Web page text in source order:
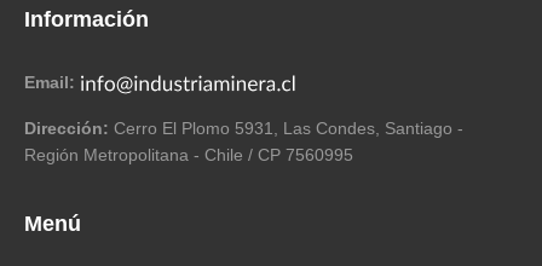
Información
Email:
Dirección: Cerro El Plomo 5931, Las Condes, Santiago -
Región Metropolitana - Chile / CP 7560995
Menú